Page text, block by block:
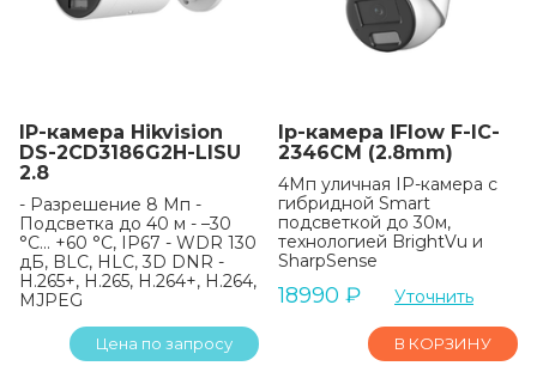
IP-камера Hikvision
DS-2CD3186G2H-LISU
2.8
- Разрешение 8 Мп -
Подсветка до 40 м - –30
°C… +60 °C, IP67 - WDR 130
дБ, BLC, HLC, 3D DNR -
H.265+, H.265, H.264+, H.264,
MJPEG
Цена по запросу
Ip-камера IFlow F-IC-
2346CM (2.8mm)
4Мп уличная IP-камера с
гибридной Smart
подсветкой до 30м,
технологией BrightVu и
SharpSense
18990 ₽ Уточнить
В КОРЗИНУ